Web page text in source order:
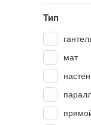
Тип
мат